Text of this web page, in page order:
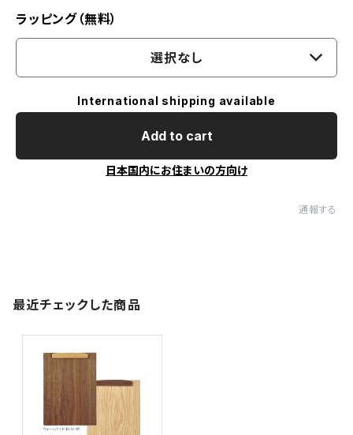
ラッピング（無料）
選択なし
International shipping available
Add to cart
日本国内にお住まいの方向け
通報する
最近チェックした商品